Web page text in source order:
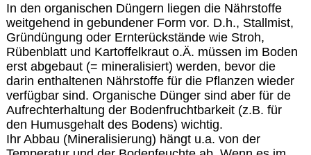
In den organischen Düngern liegen die Nährstoffe
weitgehend in gebundener Form vor. D.h., Stallmist,
Gründüngung oder Ernterückstände wie Stroh,
Rübenblatt und Kartoffelkraut o.Ä. müssen im Boden
erst abgebaut (= mineralisiert) werden, bevor die
darin enthaltenen Nährstoffe für die Pflanzen wieder
verfügbar sind. Organische Dünger sind aber für de
Aufrechterhaltung der Bodenfruchtbarkeit (z.B. für
den Humusgehalt des Bodens) wichtig.
Ihr Abbau (Mineralisierung) hängt u.a. von der